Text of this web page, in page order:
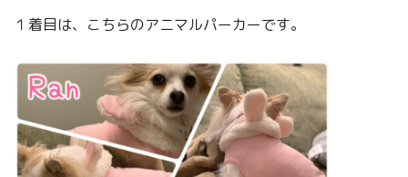
１着目は、こちらのアニマルパーカーです。